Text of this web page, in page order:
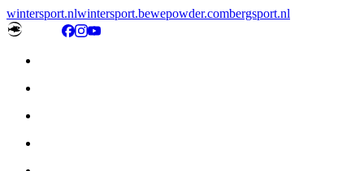
wintersport.nlwintersport.bewepowder.combergsport.nl